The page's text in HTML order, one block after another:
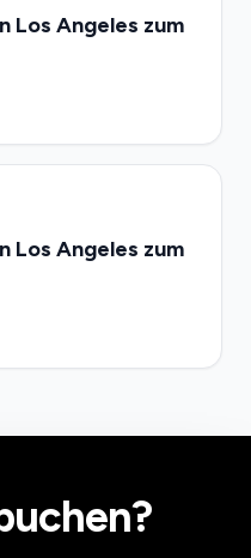
Los Angeles zum
Los Angeles zum